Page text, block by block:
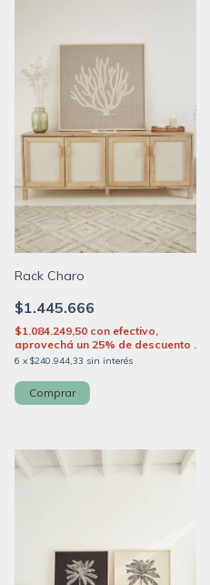
Rack Charo
$1.445.666
6 x $240.944,33 sin interés
$1.084.249,50 con efectivo,
aprovechá un 25% de descuento .
Comprar